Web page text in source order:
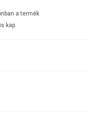
a termék
is kap.